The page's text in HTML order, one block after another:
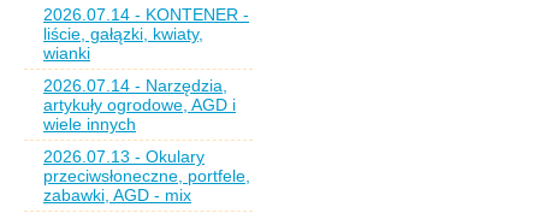
2026.07.14 - KONTENER -
liście, gałązki, kwiaty,
wianki
2026.07.14 - Narzędzia,
artykuły ogrodowe, AGD i
wiele innych
2026.07.13 - Okulary
przeciwsłoneczne, portfele,
zabawki, AGD - mix